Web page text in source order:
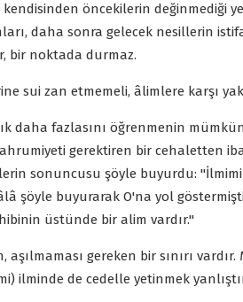
kendisinden öncekilerin değinmediği
daha sonra gelecek nesillerin
bir noktada durmaz.
sui zan etmemeli, âlimlere karşı
daha fazlasını öğrenmenin mümkün
gerektiren bir cehaletten
sonuncusu şöyle buyurdu:
şöyle buyurarak O'na yol
üstünde bir alim vardır."
aşılmaması gereken bir sınırı
ilminde de cedelle yetinmek